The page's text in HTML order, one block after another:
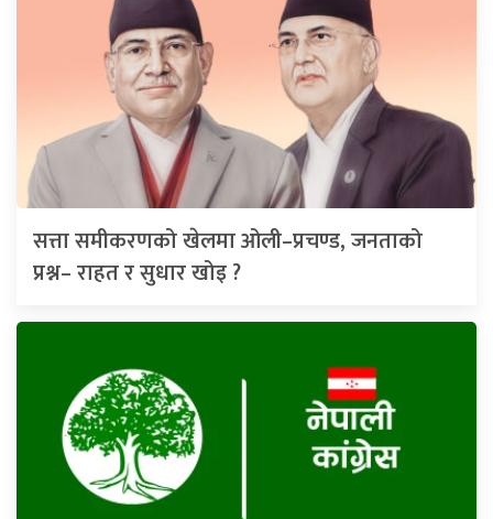
सत्ता समीकरणको खेलमा ओली–प्रचण्ड, जनताको
प्रश्न– राहत र सुधार खोइ ?